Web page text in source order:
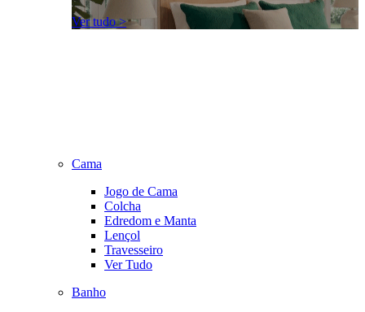
Ver tudo >
Cama
Jogo de Cama
Colcha
Edredom e Manta
Lençol
Travesseiro
Ver Tudo
Banho